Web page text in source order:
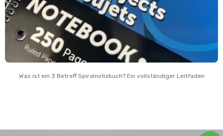
Was ist ein 3 Betreff Spiralnotizbuch? Ein vollständiger Leitfaden